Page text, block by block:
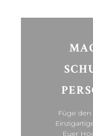
Füge
Euer